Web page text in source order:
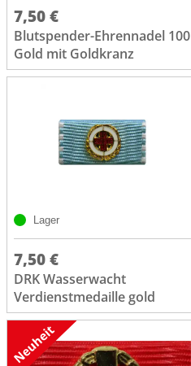
7,50 €
Blutspender-Ehrennadel 100
Gold mit Goldkranz
Lager
7,50 €
DRK Wasserwacht
Verdienstmedaille gold